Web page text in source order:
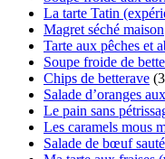
La tarte Tatin
Magret séché maison
Tarte aux pêches et
Soupe froide de
Chips de betterave
Salade d’oranges
Le pain sans
Les caramels mous
Salade de bœuf